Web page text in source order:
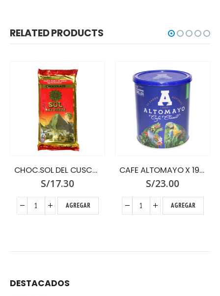
RELATED PRODUCTS
CHOC.SOL DEL CUSCO X 300 G.PASTA PU
S/17.30
AGREGAR
CAFE ALTOMAYO X 190 GR.GOURMET LATA
S/23.00
AGREGAR
DESTACADOS